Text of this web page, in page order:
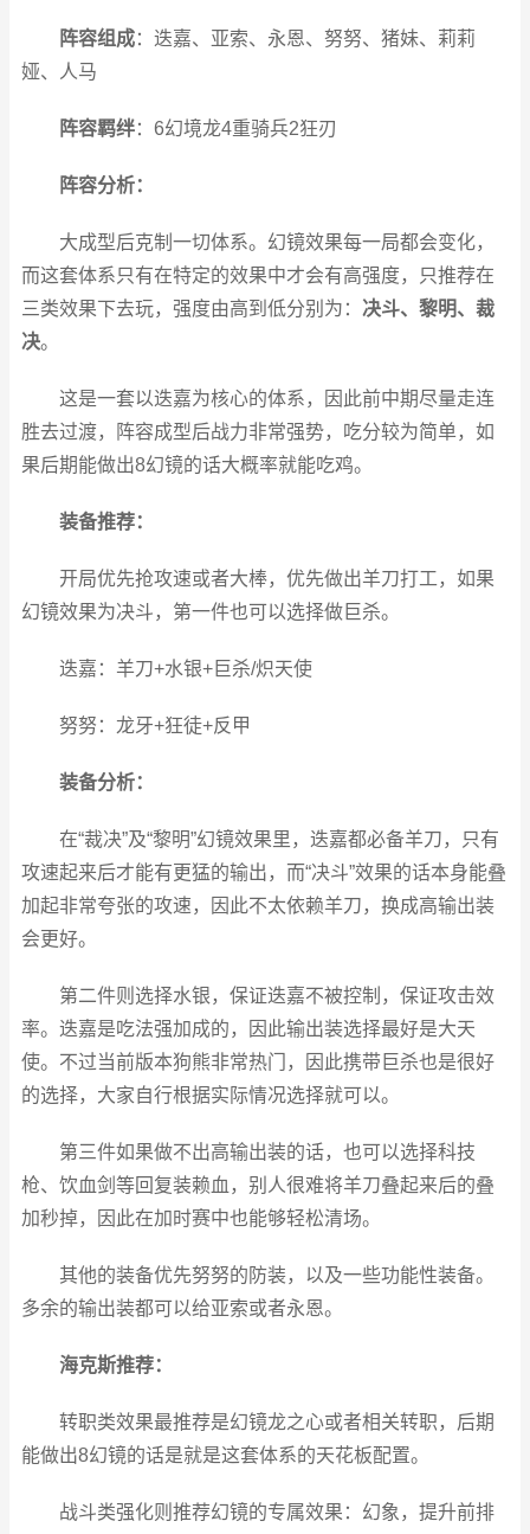
阵容组成：迭嘉、亚索、永恩、努努、猪妹、莉莉
娅、人马
阵容羁绊：6幻境龙4重骑兵2狂刃
阵容分析：
大成型后克制一切体系。幻镜效果每一局都会变化，
而这套体系只有在特定的效果中才会有高强度，只推荐在
三类效果下去玩，强度由高到低分别为： 决斗、黎明、裁
决。
这是一套以迭嘉为核心的体系，因此前中期尽量走连
胜去过渡，阵容成型后战力非常强势，吃分较为简单，如
果后期能做出8幻镜的话大概率就能吃鸡。
装备推荐：
开局优先抢攻速或者大棒，优先做出羊刀打工，如果
幻镜效果为决斗，第一件也可以选择做巨杀。
迭嘉：羊刀+水银+巨杀/炽天使
努努：龙牙+狂徒+反甲
装备分析：
在“裁决”及“黎明”幻镜效果里，迭嘉都必备羊刀，只有
攻速起来后才能有更猛的输出，而“决斗”效果的话本身能叠
加起非常夸张的攻速，因此不太依赖羊刀，换成高输出装
会更好。
第二件则选择水银，保证迭嘉不被控制，保证攻击效
率。迭嘉是吃法强加成的，因此输出装选择最好是大天
使。不过当前版本狗熊非常热门，因此携带巨杀也是很好
的选择，大家自行根据实际情况选择就可以。
第三件如果做不出高输出装的话，也可以选择科技
枪、饮血剑等回复装赖血，别人很难将羊刀叠起来后的叠
加秒掉，因此在加时赛中也能够轻松清场。
其他的装备优先努努的防装，以及一些功能性装备。
多余的输出装都可以给亚索或者永恩。
海克斯推荐：
转职类效果最推荐是幻镜龙之心或者相关转职，后期
能做出8幻镜的话是就是这套体系的天花板配置。
战斗类强化则推荐幻镜的专属效果：幻象，提升前排